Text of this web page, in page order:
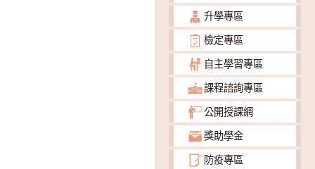
升學專區
檢定專區
自主學習專區
課程諮詢專區
公開授課網
獎助學金
防疫專區